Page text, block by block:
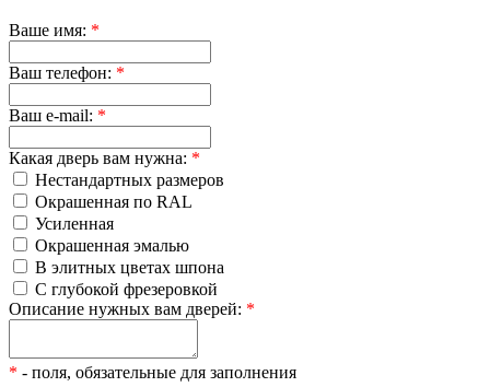
Ваше имя: *
Ваш телефон: *
Ваш e-mail: *
Какая дверь вам нужна: *
Нестандартных размеров
Окрашенная по RAL
Усиленная
Окрашенная эмалью
В элитных цветах шпона
С глубокой фрезеровкой
Описание нужных вам дверей: *
* - поля, обязательные для заполнения